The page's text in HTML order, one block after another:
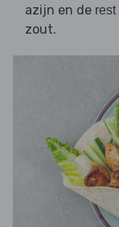
azijn en de
zout.